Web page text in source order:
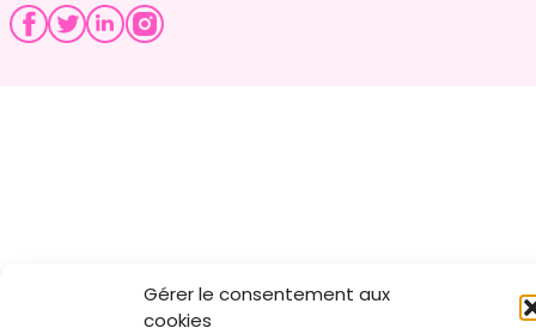
Gérer le consentement aux
cookies